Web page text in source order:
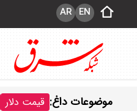
EN
AR
موضوعات داغ: قیمت دلار